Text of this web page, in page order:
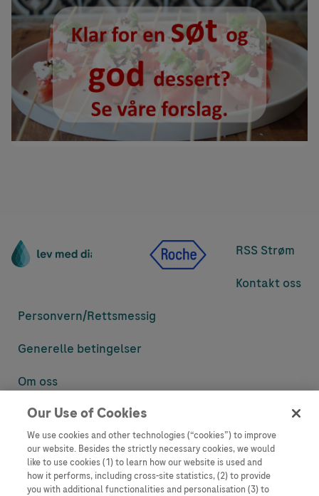
RSS Strøm
Kontakt oss
Personvern/Rettsmessig
Generelle betingelser
Om oss
Denne nettsiden inneholder informasjon som er målsatt til en stor
informasjon som ellers ikke er tilgjengelig eller gyldig i ditt land.
Vennligst vær oppmerksom på at vi ikke tar noe ansvar for tilgang til
informasjon som muligens ikke er i samsvar med noen gyldig juridisk
prosess, regulering, registrering eller bruk i bostedslandet ditt.
Our Use of Cookies
We use cookies and other technologies (“cookies”) to improve
our website. Besides the strictly necessary cookies, we would
like to use cookies (1) to learn how our website is used and
how it performs, including cross-site statistics, (2) to provide
you with additional functionalities and personalisation (3) to